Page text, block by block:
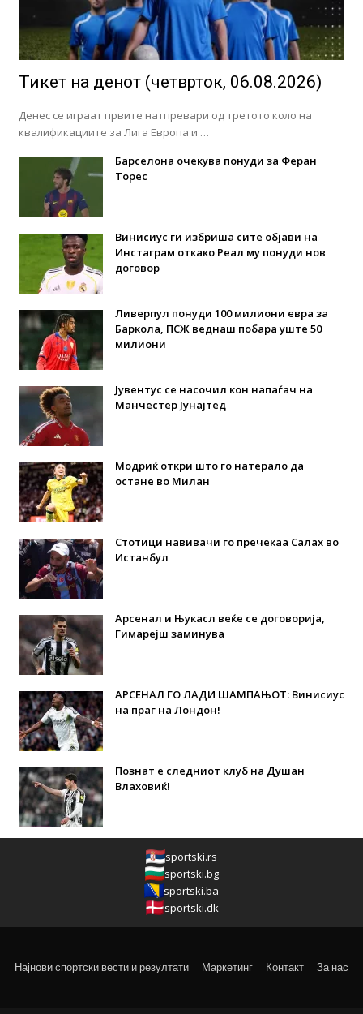
Тикет на денот (четврток, 06.08.2026)
Денес се играат првите натпревари од третото коло на
квалификациите за Лига Европа и …
Барселона очекува понуди за Феран
Торес
Винисиус ги избриша сите објави на
Инстаграм откако Реал му понуди нов
договор
Ливерпул понуди 100 милиони евра за
Баркола, ПСЖ веднаш побара уште 50
милиони
Јувентус се насочил кон напаѓач на
Манчестер Јунајтед
Модриќ откри што го натерало да
остане во Милан
Стотици навивачи го пречекаа Салах во
Истанбул
Арсенал и Њукасл веќе се договорија,
Гимарејш заминува
АРСЕНАЛ ГО ЛАДИ ШАМПАЊОТ: Винисиус
на праг на Лондон!
Познат е следниот клуб на Душан
Влаховиќ!
sportski.rs
sportski.bg
sportski.ba
sportski.dk
Најнови спортски вести и резултати Маркетинг Контакт За нас